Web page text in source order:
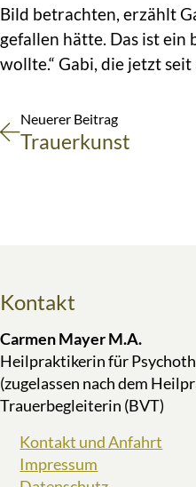
Bild betrachten, erzählt
gefallen hätte. Das ist ein
wollte.“ Gabi, die jetzt
Trauerkunst
Neuerer Beitrag
Kontakt
Carmen Mayer M.A.
Heilpraktikerin für
(zugelassen nach dem
Trauerbegleiterin (BVT)
Kontakt und Anfahrt
Impressum